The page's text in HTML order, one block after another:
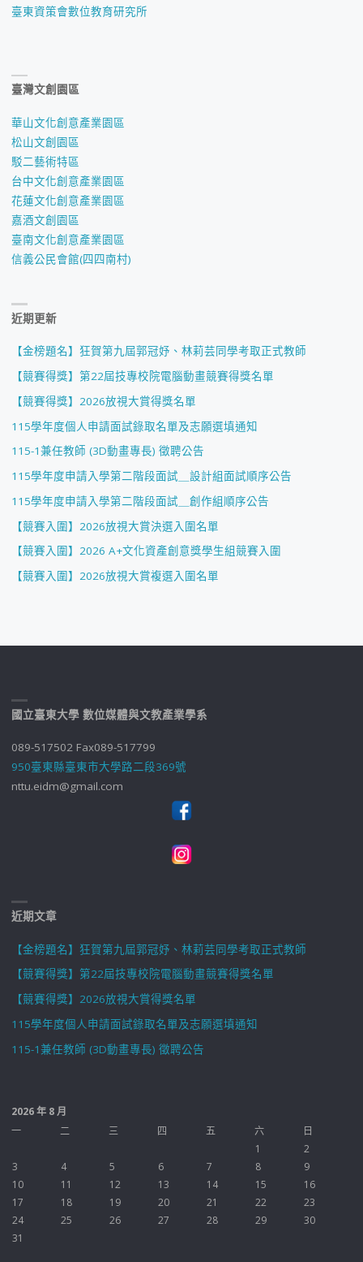
臺東資策會數位教育研究所
臺灣文創園區
華山文化創意產業園區
松山文創園區
駁二藝術特區
台中文化創意產業園區
花蓮文化創意產業園區
嘉酒文創園區
臺南文化創意產業園區
信義公民會館(四四南村)
近期更新
【金榜題名】狂賀第九屆郭冠妤、林莉芸同學考取正式教師
【競賽得獎】第22屆技專校院電腦動畫競賽得獎名單
【競賽得獎】2026放視大賞得獎名單
115學年度個人申請面試錄取名單及志願選填通知
115-1兼任教師 (3D動畫專長) 徵聘公告
115學年度申請入學第二階段面試＿設計組面試順序公告
115學年度申請入學第二階段面試＿創作組順序公告
【競賽入圍】2026放視大賞決選入圍名單
【競賽入圍】2026 A+文化資產創意獎學生組競賽入圍
【競賽入圍】2026放視大賞複選入圍名單
國立臺東大學 數位媒體與文教產業學系
089-517502 Fax089-517799
950臺東縣臺東市大學路二段369號
nttu.eidm@gmail.com
近期文章
【金榜題名】狂賀第九屆郭冠妤、林莉芸同學考取正式教師
【競賽得獎】第22屆技專校院電腦動畫競賽得獎名單
【競賽得獎】2026放視大賞得獎名單
115學年度個人申請面試錄取名單及志願選填通知
115-1兼任教師 (3D動畫專長) 徵聘公告
2026 年 8 月
一
二 三 四 五 六
日
1
2
3
4 5 6 7 8
9
10
11 12 13 14 15
16
17
18 19 20 21 22
23
24
25 26 27 28 29
30
31